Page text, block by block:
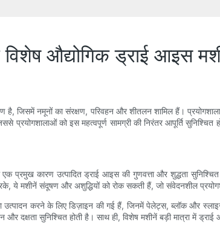
औद्योगिक ड्राई आइस
है, जिसमें नमूनों का संरक्षण, परिवहन और शीतलन शामिल हैं।
को इस महत्वपूर्ण सामग्री की निरंतर आपूर्ति सुनिश्चित
प्रमुख कारण उत्पादित ड्राई आइस की गुणवत्ता और शुद्धता
ये मशीनें संदूषण और अशुद्धियों को रोक सकती हैं, जो संवेदनशील
उत्पादन करने के लिए डिज़ाइन की गई हैं, जिनमें पेलेट्स, ब्लॉक और
दक्षता सुनिश्चित होती है। साथ ही, विशेष मशीनें बड़ी मात्रा में